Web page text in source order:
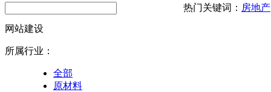
热门关键词： 房地产
网站建设
所属行业：
全部
原材料